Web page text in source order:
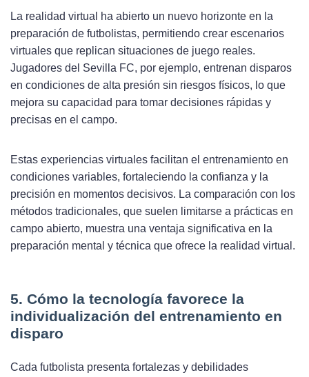
La realidad virtual ha abierto un nuevo horizonte en la
preparación de futbolistas, permitiendo crear escenarios
virtuales que replican situaciones de juego reales.
Jugadores del Sevilla FC, por ejemplo, entrenan disparos
en condiciones de alta presión sin riesgos físicos, lo que
mejora su capacidad para tomar decisiones rápidas y
precisas en el campo.
Estas experiencias virtuales facilitan el entrenamiento en
condiciones variables, fortaleciendo la confianza y la
precisión en momentos decisivos. La comparación con los
métodos tradicionales, que suelen limitarse a prácticas en
campo abierto, muestra una ventaja significativa en la
preparación mental y técnica que ofrece la realidad virtual.
5. Cómo la tecnología favorece la
individualización del entrenamiento en
disparo
Cada futbolista presenta fortalezas y debilidades